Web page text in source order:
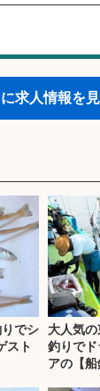
求人情報を
でシ
スト
大人気
釣りでド
アの【船